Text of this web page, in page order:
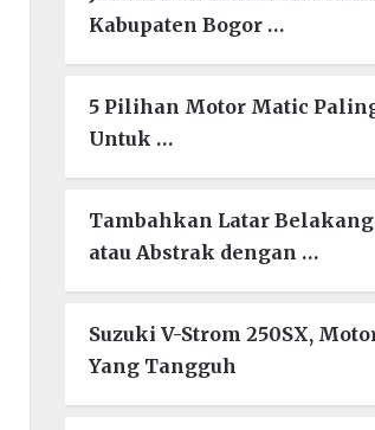
Kabupaten Bogor …
5 Pilihan Motor Matic
Untuk …
Tambahkan Latar
atau Abstrak dengan …
Suzuki V-Strom 250SX,
Yang Tangguh